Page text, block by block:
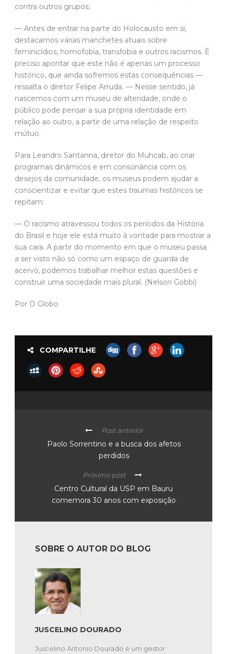
contra outros grupos:
— Antes de entrar na parte do Holocausto em si,
destacamos várias manchetes atuais sobre
feminicídios, homofobia, transfobia e outros racismos. É
preciso apontar que este não é apenas um processo
histórico, que ainda sofremos estas consequências —
ressalta o diretor Felipe Arruda. — Nesse sentido, já
nascemos com um museu de alteridade, onde o
público pode pensar a sua própria identidade em
relação ao outro, a partir de uma relação de respeito
mútuo.
Para Leandro Santanna, diretor do Muhcab, ao criar
programas dinâmicos e em consonância com os
desejos da comunidade, os museus podem ajudar a
conscientizar e evitar que estes traumas históricos se
repitam:
— O racismo atravessou todos os períodos da História
do Brasil e hoje ele está muito à vontade para mostrar a
sua cara. A partir do momento em que o museu passa
a ser visto não só como um espaço de guarda de
acervo, podemos trabalhar melhor estas questões e
construir uma sociedade mais plural. (Nelson Gobbi)
Por O Globo
COMPARTILHE
Post anterior
Paolo Sorrentino e a busca dos afetos
perdidos
Próximo post
Centro Cultural da USP em Bauru
comemora 30 anos com exposição
SOBRE O AUTOR DO BLOG
JUSCELINO DOURADO
Juscelino Antonio Dourado é um gestor